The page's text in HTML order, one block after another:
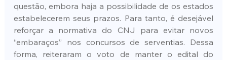
questão, embora haja a possibilidade de os estados
estabelecerem seus prazos. Para tanto, é desejável
reforçar a normativa do CNJ para evitar novos
“embaraços” nos concursos de serventias. Dessa
forma, reiteraram o voto de manter o edital do